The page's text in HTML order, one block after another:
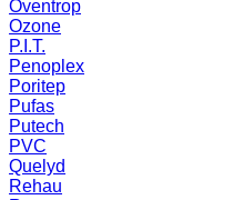
Oventrop
Ozone
P.I.T.
Penoplex
Poritep
Pufas
Putech
PVC
Quelyd
Rehau